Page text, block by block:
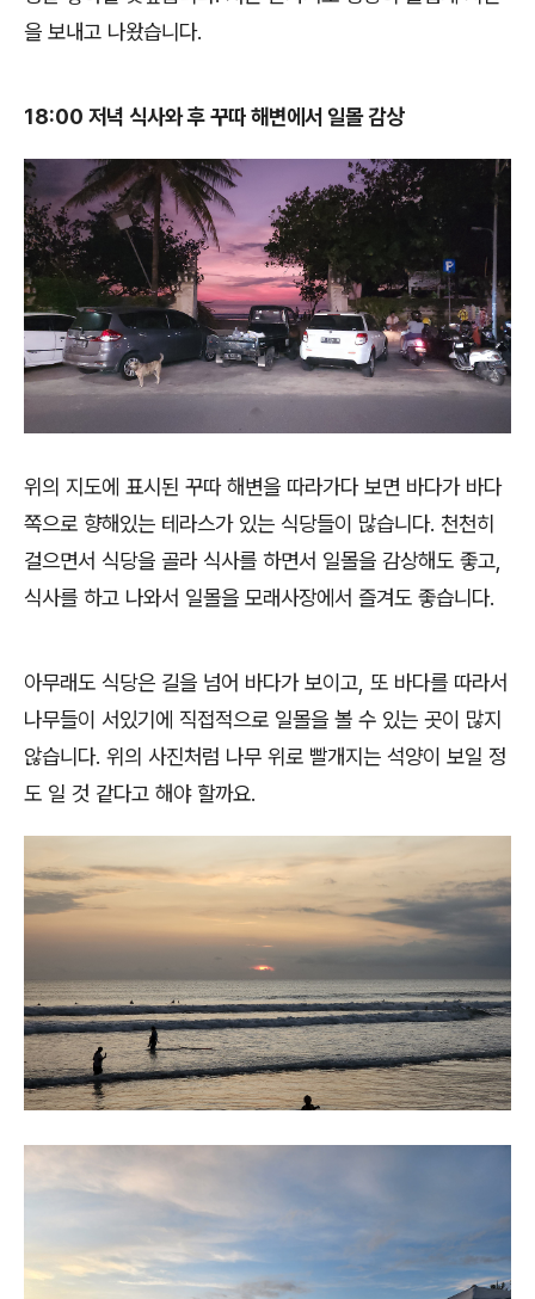
을 보내고 나왔습니다.
18:00 저녁 식사와 후 꾸따 해변에서 일몰 감상
위의 지도에 표시된 꾸따 해변을 따라가다 보면 바다가 바다
쪽으로 향해있는 테라스가 있는 식당들이 많습니다. 천천히
걸으면서 식당을 골라 식사를 하면서 일몰을 감상해도 좋고,
식사를 하고 나와서 일몰을 모래사장에서 즐겨도 좋습니다.
아무래도 식당은 길을 넘어 바다가 보이고, 또 바다를 따라서
나무들이 서있기에 직접적으로 일몰을 볼 수 있는 곳이 많지
않습니다. 위의 사진처럼 나무 위로 빨개지는 석양이 보일 정
도 일 것 같다고 해야 할까요.